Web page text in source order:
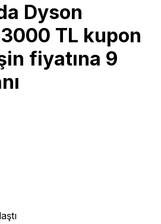
Dyson
TL kupon
fiyatına 9